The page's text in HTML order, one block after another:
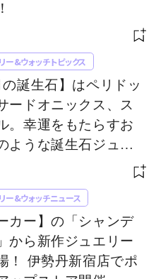
ー&ウォッチトピックス
の誕生石】はペリドッ
ードオニックス、ス
。幸運をもたらすお
ような誕生石ジュエ
ー&ウォッチニュース
カー】の「シャンデ
から新作ジュエリー
！ 伊勢丹新宿店でポ